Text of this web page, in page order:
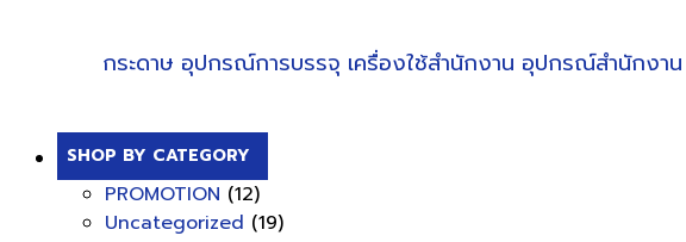
กระดาษ อุปกรณ์การบรรจุ เครื่องใช้สำนักงาน อุปกรณ์สำนักงาน
SHOP BY CATEGORY
PROMOTION (12)
Uncategorized (19)